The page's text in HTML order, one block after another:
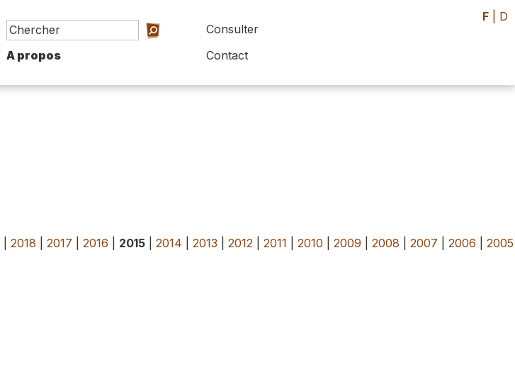
Consulter
A propos Contact
F D
|2018 |2017 |2016 2015 |2014 |2013 |2012 |2011 |2010 |2009 |2008 |2007 |2006 |2005